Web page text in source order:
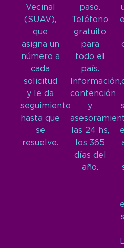
Vecinal
(SUAV),
que
asigna un
número a
cada
solicitud
y le da
seguimiento
hasta que
se
resuelve.
paso.
Teléfono
gratuito
para
todo el
país.
Información,
contención
y
las 24 hs,
los 365
días del
año.